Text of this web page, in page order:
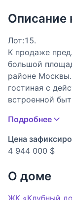
Описание
Лот:15.
К продаже
большой
районе
гостиная с
встроенной
помещения,
Предусмотрен
поднимает вас
района: в
детские сады,
Ростовская
Подробнее
Цена
4 944 000 $
О доме